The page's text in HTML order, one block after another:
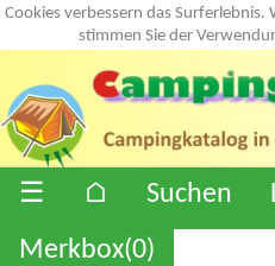
Cookies verbessern das Surferlebnis.
stimmen Sie der
☰ ⌂ Suchen
Merkbox(0)